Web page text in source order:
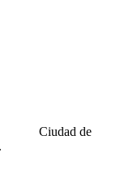
Ciudad de